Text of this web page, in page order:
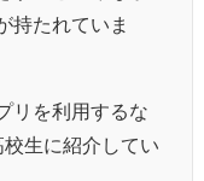
持たれていま
リを利用するな
生に紹介してい